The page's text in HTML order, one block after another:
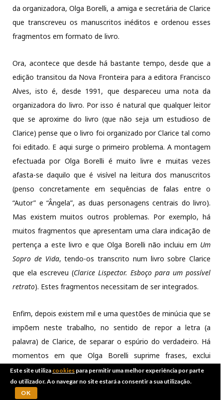
da organizadora, Olga Borelli, a amiga e secretária de Clarice
que transcreveu os manuscritos inéditos e ordenou esses
fragmentos em formato de livro.
Ora, acontece que desde há bastante tempo, desde que a
edição transitou da Nova Fronteira para a editora Francisco
Alves, isto é, desde 1991, que despareceu uma nota da
organizadora do livro. Por isso é natural que qualquer leitor
que se aproxime do livro (que não seja um estudioso de
Clarice) pense que o livro foi organizado por Clarice tal como
foi editado. E aqui surge o primeiro problema. A montagem
efectuada por Olga Borelli é muito livre e muitas vezes
afasta-se daquilo que é visível na leitura dos manuscritos
(penso concretamente em sequências de falas entre o
“Autor” e “Ângela”, as duas personagens centrais do livro).
Mas existem muitos outros problemas. Por exemplo, há
muitos fragmentos que apresentam uma clara indicação de
pertença a este livro e que Olga Borelli não incluiu em Um
Sopro de Vida, tendo-os transcrito num livro sobre Clarice
que ela escreveu (Clarice Lispector. Esboço para um possível
retrato). Estes fragmentos necessitam de ser integrados.
Enfim, depois existem mil e uma questões de minúcia que se
impõem neste trabalho, no sentido de repor a letra (a
palavra) de Clarice, de separar o espúrio do verdadeiro. Há
momentos em que Olga Borelli suprime frases, exclui
pedaços de uma dada sequência para os incluir noutra ou
altera atribuições de falas (entre o “Autor” e “Ângela”). E
existem ainda interferências de ordem gramatical como
Este site utiliza cookies para permitir uma melhor experiência por parte
do utilizador. Ao navegar no site estará a consentir a sua utilização.
OK